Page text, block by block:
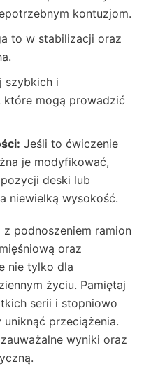
kontuzjom.
to w stabilizacji oraz
szybkich i
które mogą prowadzić
Jeśli to ćwiczenie
je modyfikować,
deski lub
niewielką wysokość.
podnoszeniem ramion
oraz
nie tylko dla
życiu. Pamiętaj
serii i stopniowo
przeciążenia.
wyniki oraz